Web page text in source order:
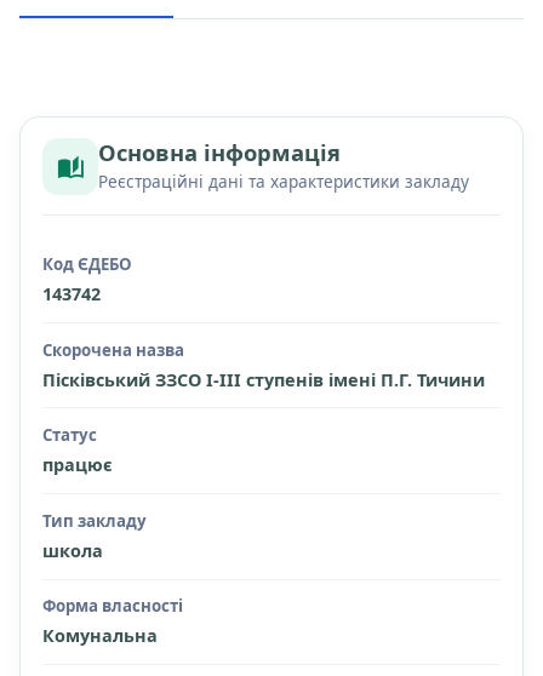
Основна інформація
Реєстраційні дані та характеристики закладу
Код ЄДЕБО
143742
Скорочена назва
Пісківський ЗЗСО І-ІІІ ступенів імені П.Г. Тичини
Статус
працює
Тип закладу
школа
Форма власності
Комунальна